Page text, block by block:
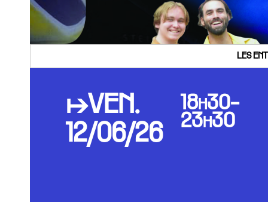
LES
↦VEN.
12/06/26
18h30-
23h30